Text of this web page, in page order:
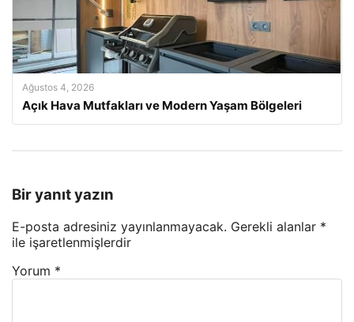
Ağustos 4, 2026
Açık Hava Mutfakları ve Modern Yaşam Bölgeleri
Bir yanıt yazın
E-posta adresiniz yayınlanmayacak. Gerekli alanlar *
ile işaretlenmişlerdir
Yorum *